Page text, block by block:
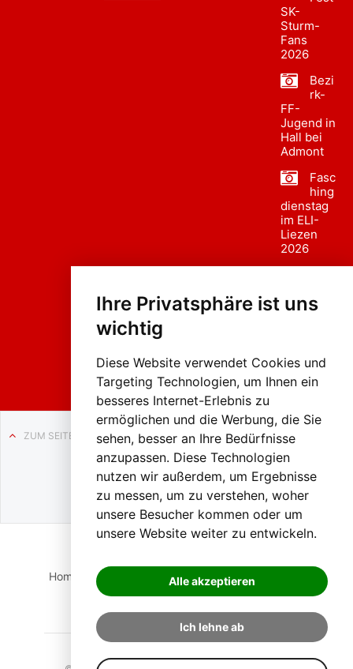
Ihre Privatsphäre ist uns
wichtig
Diese Website verwendet Cookies und
Targeting Technologien, um Ihnen ein
besseres Internet-Erlebnis zu
ermöglichen und die Werbung, die Sie
sehen, besser an Ihre Bedürfnisse
anzupassen. Diese Technologien
nutzen wir außerdem, um Ergebnisse
zu messen, um zu verstehen, woher
unsere Besucher kommen oder um
unsere Website weiter zu entwickeln.
Alle akzeptieren
Ich lehne ab
SK-
Sturm-
Fans
2026
Bezi
rk-
FF-
Jugend in
Hall bei
Admont
Fasc
hing
dienstag
im ELI-
Liezen
2026
sumzug
Liezen
ZUM SEITENANFANG
Auf BLO24.at werben?
+43 (0)664 2226600
Home Suche Login Impressum
Datenschutz